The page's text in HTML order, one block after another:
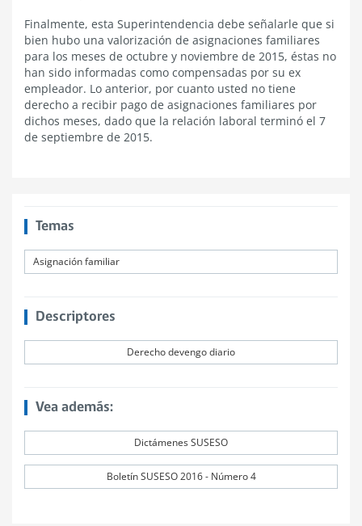
Finalmente, esta Superintendencia debe señalarle que si
bien hubo una valorización de asignaciones familiares
para los meses de octubre y noviembre de 2015, éstas no
han sido informadas como compensadas por su ex
empleador. Lo anterior, por cuanto usted no tiene
derecho a recibir pago de asignaciones familiares por
dichos meses, dado que la relación laboral terminó el 7
de septiembre de 2015.
Temas
Asignación familiar
Descriptores
Derecho devengo diario
Vea además:
Dictámenes SUSESO
Boletín SUSESO 2016 - Número 4